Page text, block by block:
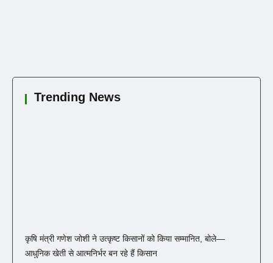
Trending News
कृषि मंत्री गणेश जोशी ने उत्कृष्ट किसानों को किया सम्मानित, बोले—
आधुनिक खेती से आत्मनिर्भर बन रहे हैं किसान